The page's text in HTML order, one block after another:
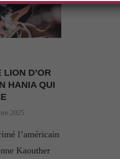
D’OR
HANIA QUI
2025
l’américain
Kaouther